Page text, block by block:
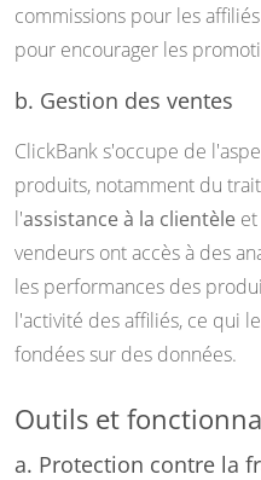
commissions pour les
pour encourager les
b. Gestion des ventes
ClickBank s'occupe de
produits, notamment du
l'assistance à la clientèle
vendeurs ont accès à des
les performances des
l'activité des affiliés, ce qui
fondées sur des données.
Outils et
a. Protection contre la